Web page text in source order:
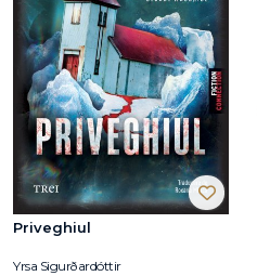
Priveghiul
Yrsa Sigurðardóttir